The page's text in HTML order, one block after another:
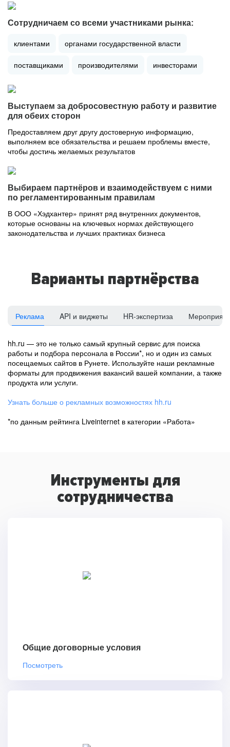
Сотрудничаем со всеми участниками рынка:
клиентами органами государственной власти
поставщиками производителями инвесторами
Выступаем за добросовестную работу и развитие
для обеих сторон
Предоставляем друг другу достоверную информацию,
выполняем все обязательства и решаем проблемы вместе,
чтобы достичь желаемых результатов
Выбираем партнёров и взаимодействуем с ними
по регламентированным правилам
В ООО «Хэдхантер» принят ряд внутренних документов,
которые основаны на ключевых нормах действующего
законодательства и лучших практиках бизнеса
Варианты партнёрства
Реклама API и виджеты HR-экспертиза
hh.ru — это не только самый крупный сервис для поиска
работы и подбора персонала в России*, но и один из самых
посещаемых сайтов в Рунете. Используйте наши рекламные
форматы для продвижения вакансий вашей компании, а также
продукта или услуги.
Узнать больше о рекламных возможностях hh.ru
*по данным рейтинга Liveinternet в категории «Работа»
Инструменты для
сотрудничества
Общие договорные условия
Посмотреть